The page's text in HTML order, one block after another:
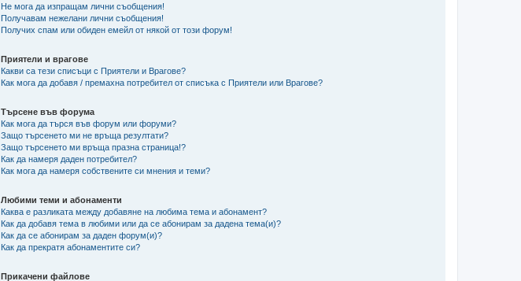
Не мога да изпращам лични съобщения!
Получавам нежелани лични съобщения!
Получих спам или обиден емейл от някой от този форум!
Приятели и врагове
Какви са тези списъци с Приятели и Врагове?
Как мога да добавя / премахна потребител от списъка с Приятели или Врагове?
Търсене във форума
Как мога да търся във форум или форуми?
Защо търсенето ми не връща резултати?
Защо търсенето ми връща празна страница!?
Как да намеря даден потребител?
Как мога да намеря собствените си мнения и теми?
Любими теми и абонаменти
Каква е разликата между добавяне на любима тема и абонамент?
Как да добавя тема в любими или да се абонирам за дадена тема(и)?
Как да се абонирам за даден форум(и)?
Как да прекратя абонаментите си?
Прикачени файлове